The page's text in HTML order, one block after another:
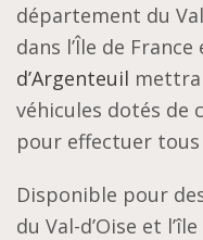
département du
dans l’Île de
d’Argenteuil
véhicules dotés de
pour effectuer
Disponible pour
du Val-d’Oise et